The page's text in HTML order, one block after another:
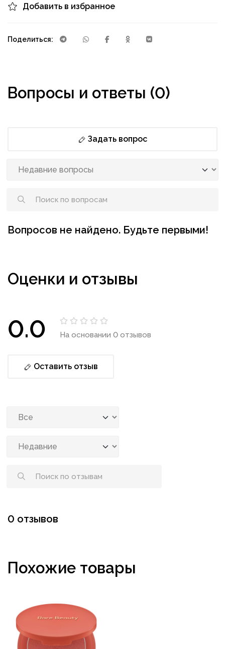
Добавить в избранное
Поделиться:
Вопросы и ответы (0)
Задать вопрос
Вопросов не найдено. Будьте первыми!
Оценки и отзывы
0.0 На основании 0 отзывов
Оставить отзыв
0 отзывов
Похожие товары